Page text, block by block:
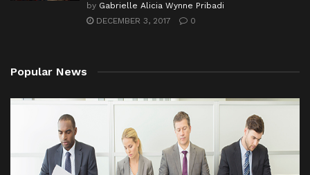
by Gabrielle Alicia Wynne Pribadi
DECEMBER 3, 2017
0
Popular News